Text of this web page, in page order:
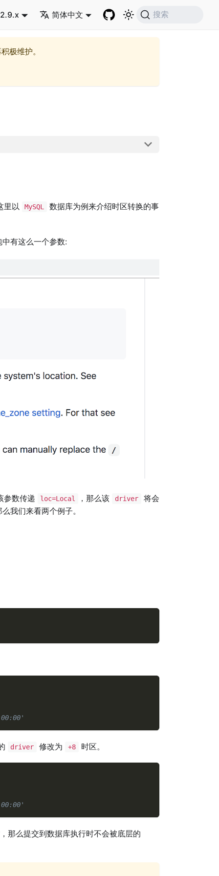
2.9.x 简体中文 搜索
极维护。
里以 MySQL
数据库为例来介绍时区转换的事
中有这么一个参数:
参数传递 loc=Local ，那么该 driver
将会
我们来看两个例子。
driver 修改为 +8 时区。
那么提交到数据库执行时不会被底层的